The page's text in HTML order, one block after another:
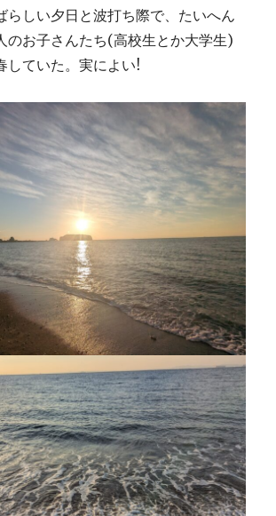
らしい夕日と波打ち際で、たいへん
のお子さんたち(高校生とか大学生)
していた。実によい!